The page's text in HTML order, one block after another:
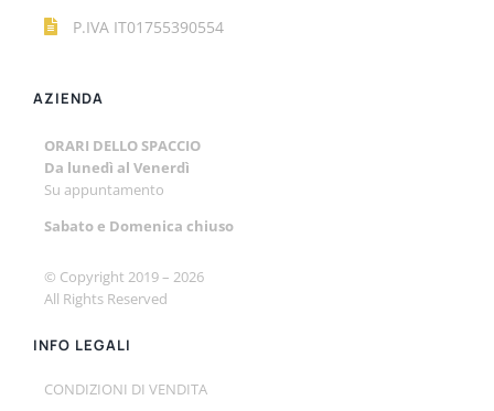
P.IVA IT01755390554
AZIENDA
ORARI DELLO SPACCIO
Da lunedì al Venerdì
Su appuntamento
Sabato e Domenica chiuso
© Copyright 2019 – 2026
All Rights Reserved
INFO LEGALI
CONDIZIONI DI VENDITA